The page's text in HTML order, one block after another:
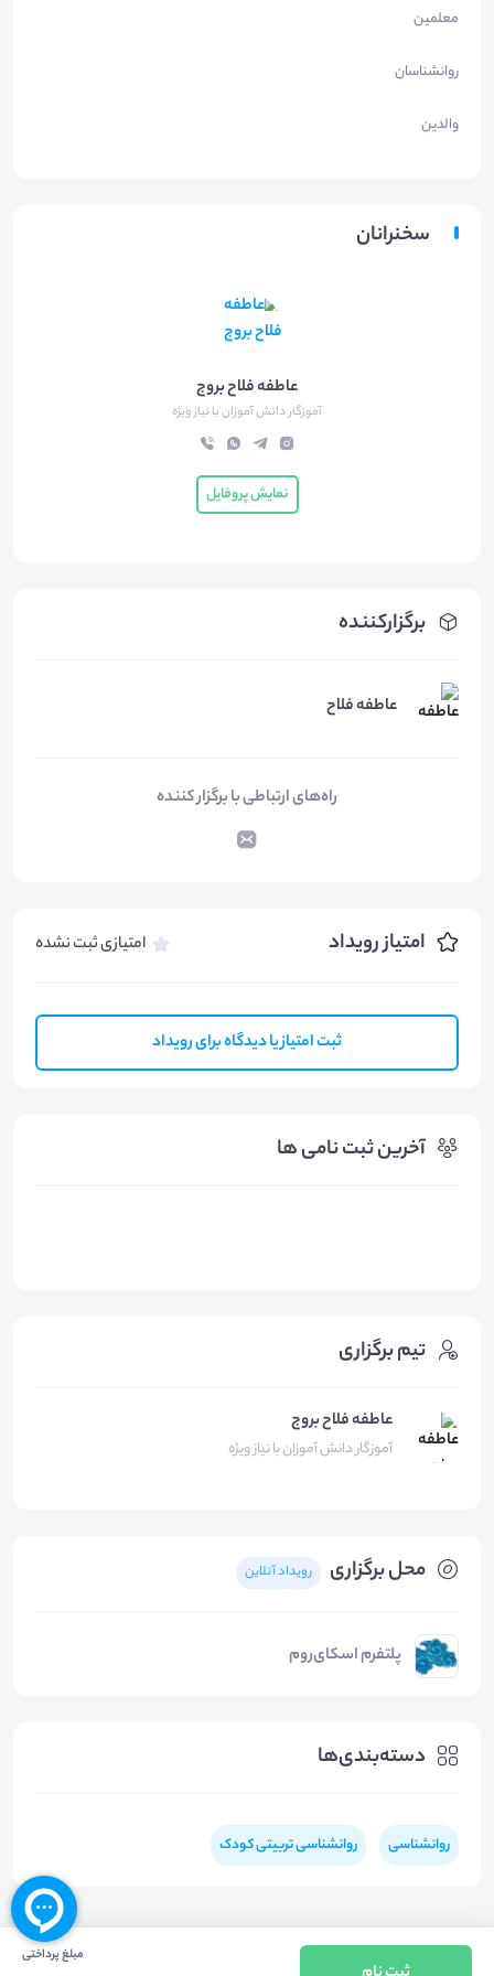
برگزارکننده
عاطفه فلاح
راه‌های ارتباطی با برگزار کننده
امتیاز رویداد امتیازی ثبت نشده
ثبت امتیاز یا دیدگاه برای رویداد
آخرین ثبت نامی ها
محل برگزاری رویداد آنلاین
پلتفرم اسکای‌روم
دسته‌بندی‌ها
روانشناسی روانشناسی تربیتی کودک
تیم برگزاری
عاطفه فلاح بروج
آموزگار دانش آموزان با نیاز ویژه
مبلغ پرداختی
معلمین
روانشناسان
والدین
سخنرانان
عاطفه فلاح بروج
آموزگار دانش آموزان با نیاز ویژه
نمایش پروفایل